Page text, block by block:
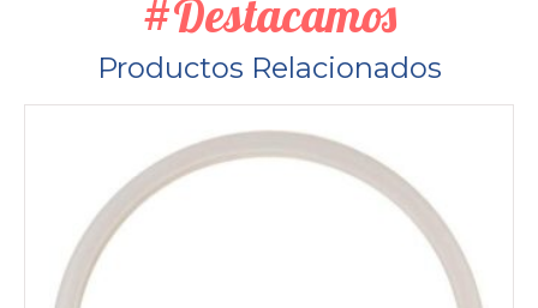
#Destacamos
Productos Relacionados